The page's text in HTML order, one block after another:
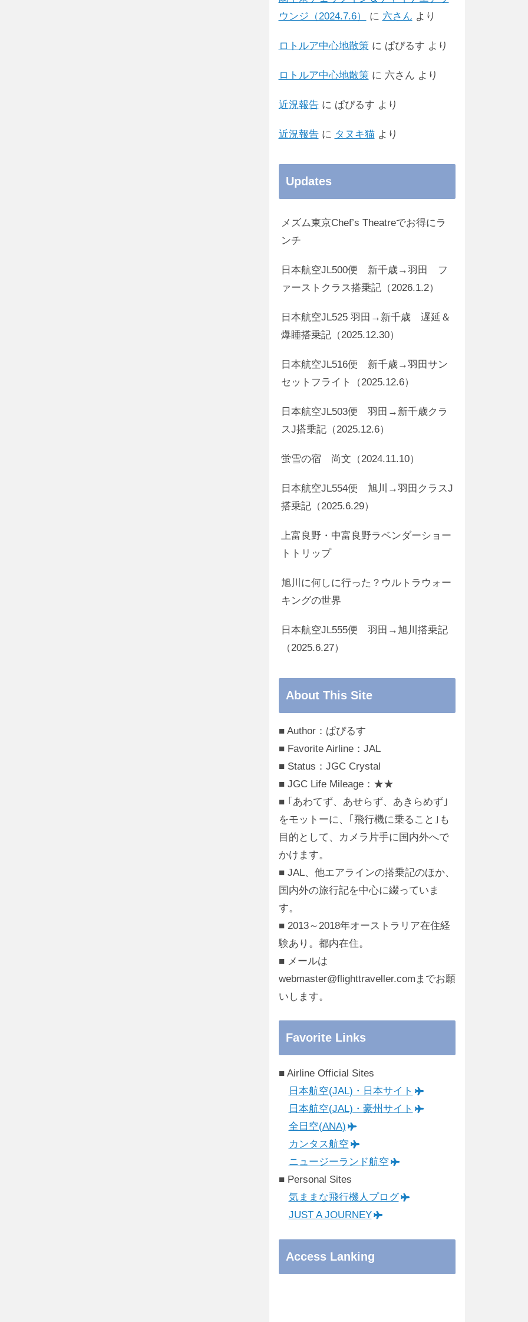
ウンジ（2024.7.6）
に 六さん より
ロトルア中心地散策 に ぱぴるす より
ロトルア中心地散策 に 六さん より
近況報告に ぱぴるす より
近況報告に タヌキ猫より
Updates
メズム東京Chef’s Theatreでお得にラ
ンチ
日本航空JL500便 新千歳→羽田 フ
ァーストクラス搭乗記（2026.1.2）
日本航空JL525 羽田→新千歳 遅延＆
爆睡搭乗記（2025.12.30）
日本航空JL516便 新千歳→羽田サン
セットフライト（2025.12.6）
日本航空JL503便 羽田→新千歳クラ
スJ搭乗記（2025.12.6）
蛍雪の宿 尚文（2024.11.10）
日本航空JL554便 旭川→羽田クラスJ
搭乗記（2025.6.29）
上富良野・中富良野ラベンダーショー
トトリップ
旭川に何しに行った？ウルトラウォー
キングの世界
日本航空JL555便 羽田→旭川搭乗記
（2025.6.27）
About This Site
■ Author：ぱぴるす
■ Favorite Airline：JAL
■ Status：JGC Crystal
■ JGC Life Mileage：★★
■ ｢あわてず、あせらず、あきらめず｣
をモットーに、｢飛行機に乗ること｣も
目的として、カメラ片手に国内外へで
かけます。
■ JAL、他エアラインの搭乗記のほか、
国内外の旅行記を中心に綴っていま
す。
■ 2013～2018年オーストラリア在住経
験あり。都内在住。
■ メールは
webmaster@flighttraveller.comまでお願
いします。
Favorite Links
■ Airline Official Sites
日本航空(JAL)・日本サイト
日本航空(JAL)・豪州サイト
全日空(ANA)
カンタス航空
ニュージーランド航空
■ Personal Sites
気ままな飛行機人プログ
JUST A JOURNEY
Access Lanking